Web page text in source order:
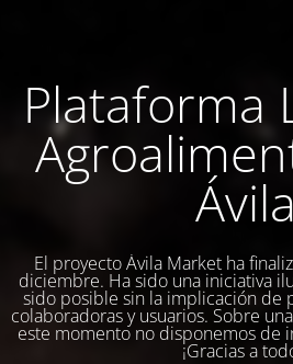
Plataforma
Ávila
El proyecto Ávila Market ha
diciembre. Ha sido una iniciativa
sido posible sin la implicación de
colaboradoras y usuarios. Sobre
este momento no disponemos de
¡Gracias a